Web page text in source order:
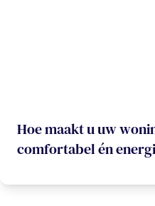
Hoe maakt u uw
comfortabel én